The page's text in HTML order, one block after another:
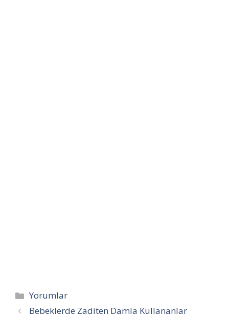
Kategoriler
Yorumlar
Bebeklerde Zaditen Damla Kullananlar